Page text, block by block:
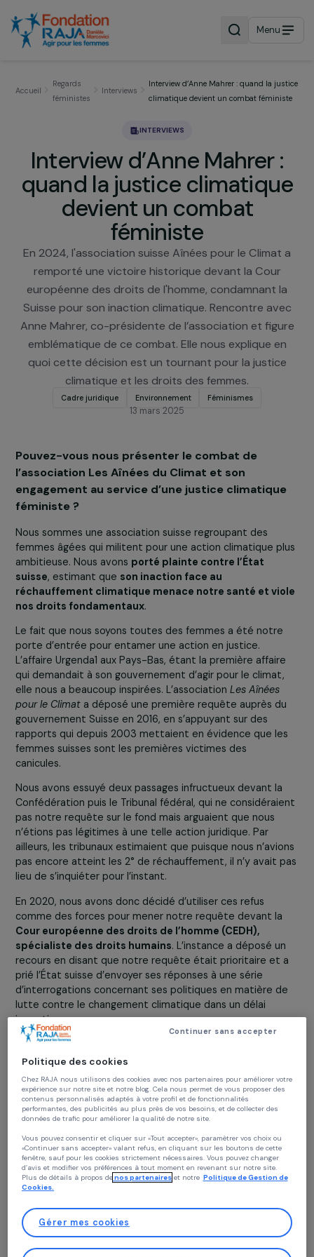
Menu
Interviews
Interview d’Anne Mahrer : quand la
Interview d’Anne Mahrer :
quand la justice
devient un combat
féministe
En 2024, l'association suisse Aînées pour le
remporté une victoire historique devant la Cour
européenne des droits de l'homme, condamnant
Suisse pour son inaction climatique. Rencontre
Anne Mahrer, co-présidente de l’association et
emblématique de ce combat. Elle nous explique
quoi cette décision est un tournant pour la
13 mars 2025
Pouvez-vous nous présenter le combat de
l’association Les Aînées du Climat et son
engagement au service d’une justice
féministe ?
Nous sommes une association suisse regroupant des
femmes âgées qui militent pour une action climatique
ambitieuse. Nous avons
porté plainte contre l’État
suisse, estimant queson inaction face au
réchauffement climatique menace notre santé et
nos droits fondamentaux.
Le fait que nous soyons toutes des femmes a été notre
porte d’entrée pour entamer une action en justice.
L’affaire Urgenda1 aux Pays-Bas, étant la première
qui demandait à son gouvernement d’agir pour le
elle nous a beaucoup inspirées. L’association
pour le Climata déposé une première requête auprès
gouvernement Suisse en 2016, en s’appuyant sur des
rapports qui depuis 2003 mettaient en évidence que
femmes suisses sont les premières victimes des
canicules.
Nous avons essuyé deux passages infructueux devant la
pas notre requête sur le fond mais arguaient que nous
n’étions pas légitimes à une telle action juridique. Par
ailleurs, les tribunaux estimaient que puisque nous
pas encore atteint les 2° de réchauffement, il n’y avait
lieu de s’inquiéter pour l’instant.
En 2020, nous avons donc décidé d’utiliser ces refus
comme des forces pour mener notre requête devant la
Cour européenne des droits de l’homme (CEDH),
recours en disant que notre requête était prioritaire et
prié l’État suisse d’envoyer ses réponses à une série
d’interrogations concernant ses politiques en matière
lutte contre le changement climatique dans un délai
imparti.
Ce premier verdict a également permis à des tiers
intervenants de la société civile d’envoyer leurs
observations à la Cour concernant la lutte contre le
changement climatique mise en œuvre par l’Etat
CEDH en a d’ailleurs accepté et analysé un très grand
nombre.
Politique des cookies
expérience sur notre site et notre blog. Cela nous permet de vous proposer
contenus personnalisés adaptés à votre profil et de fonctionnalités
performantes, des publicités au plus près de vos besoins, et de collecter des
Continuer sans accepter